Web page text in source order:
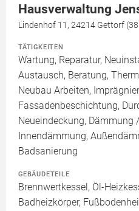
Hausverwaltung
Lindenhof 11, 24214 Gettorf
TÄTIGKEITEN
Wartung, Reparatur,
Austausch, Beratung,
Neubau Arbeiten,
Fassadenbeschichtung,
Neueindeckung, Dämmung
Innendämmung,
Badsanierung
GEBÄUDETEILE
Brennwertkessel, Öl-
Badheizkörper,